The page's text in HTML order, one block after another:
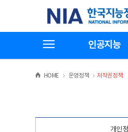
기
한국지능정보사회진흥원
인공지능
HOME >운영정책 >
저작권정책
개인